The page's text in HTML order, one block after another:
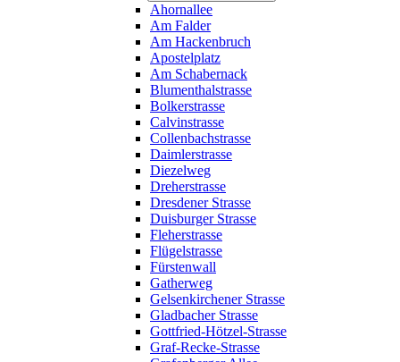
Ahornallee
Am Falder
Am Hackenbruch
Apostelplatz
Am Schabernack
Blumenthalstrasse
Bolkerstrasse
Calvinstrasse
Collenbachstrasse
Daimlerstrasse
Diezelweg
Dreherstrasse
Dresdener Strasse
Duisburger Strasse
Fleherstrasse
Flügelstrasse
Fürstenwall
Gatherweg
Gelsenkirchener Strasse
Gladbacher Strasse
Gottfried-Hötzel-Strasse
Graf-Recke-Strasse